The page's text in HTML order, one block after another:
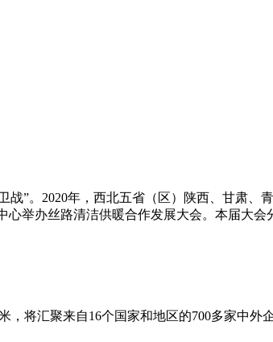
”。2020年，西北五省（区）陕西、甘肃、
心举办丝路清洁供暖合作发展大会。本届大会
将汇聚来自16个国家和地区的700多家中外